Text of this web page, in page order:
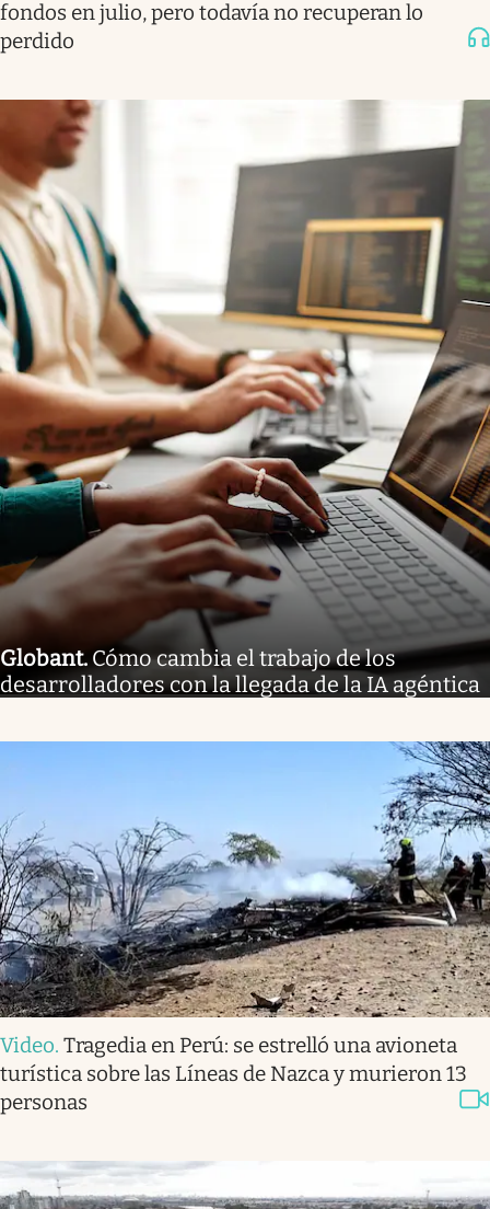
fondos en julio, pero todavía no recuperan lo
perdido
Globant. Cómo cambia el trabajo de los
desarrolladores con la llegada de la IA agéntica
Video. Tragedia en Perú: se estrelló una avioneta
turística sobre las Líneas de Nazca y murieron 13
personas